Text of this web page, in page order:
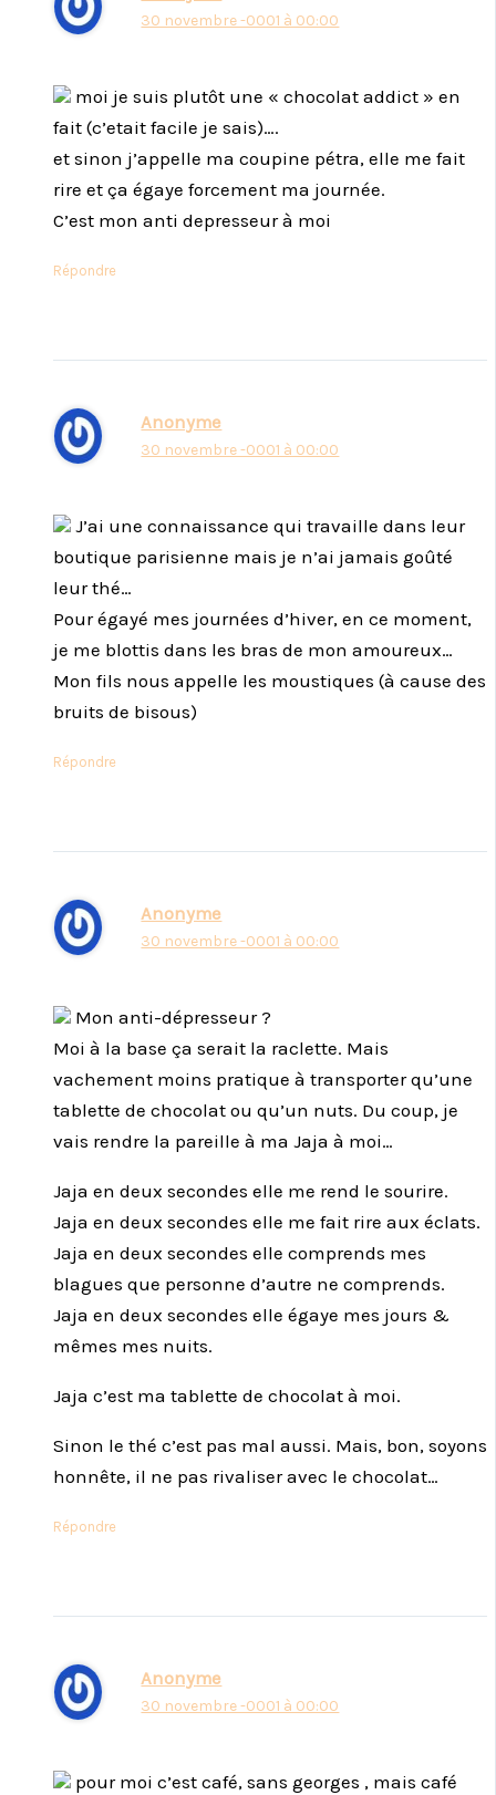
30 novembre -0001 à 00:00
moi je suis plutôt une « chocolat addict » en
fait (c’etait facile je sais)….
et sinon j’appelle ma coupine pétra, elle me fait
rire et ça égaye forcement ma journée.
C’est mon anti depresseur à moi
Répondre
Anonyme
30 novembre -0001 à 00:00
J’ai une connaissance qui travaille dans leur
boutique parisienne mais je n’ai jamais goûté
leur thé…
Pour égayé mes journées d’hiver, en ce moment,
je me blottis dans les bras de mon amoureux…
Mon fils nous appelle les moustiques (à cause des
bruits de bisous)
Répondre
Anonyme
30 novembre -0001 à 00:00
Mon anti-dépresseur ?
Moi à la base ça serait la raclette. Mais
vachement moins pratique à transporter qu’une
tablette de chocolat ou qu’un nuts. Du coup, je
vais rendre la pareille à ma Jaja à moi…
Jaja en deux secondes elle me rend le sourire.
Jaja en deux secondes elle me fait rire aux éclats.
Jaja en deux secondes elle comprends mes
blagues que personne d’autre ne comprends.
Jaja en deux secondes elle égaye mes jours &
mêmes mes nuits.
Jaja c’est ma tablette de chocolat à moi.
Sinon le thé c’est pas mal aussi. Mais, bon, soyons
honnête, il ne pas rivaliser avec le chocolat…
Répondre
Anonyme
30 novembre -0001 à 00:00
pour moi c’est café, sans georges , mais café